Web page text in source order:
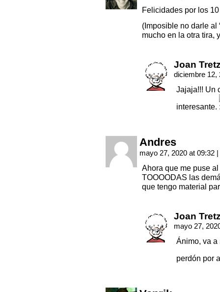
Felicidades por los
(Imposible no darle al
mucho en la otra tira,
Joan
diciembre 12,
Jajaja!!! Un
interesante.
Andres
mayo 27, 2020 at 09:32 |
Ahora que me puse
TOOOODAS las
que tengo material
Joan
mayo 27,
Ánimo, va
perdón por